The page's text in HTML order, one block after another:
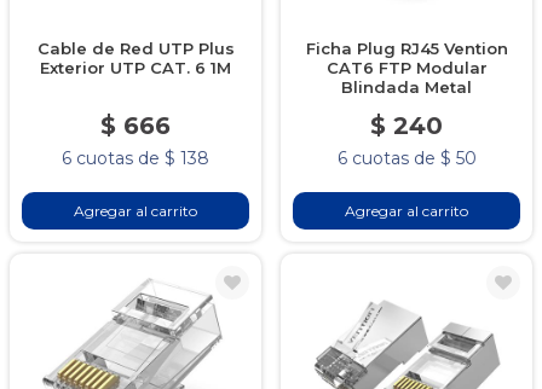
Cable de Red UTP Plus
Exterior UTP CAT. 6 1M
$ 666
6 cuotas de $ 138
Agregar al carrito
Ficha Plug RJ45 Vention
CAT6 FTP Modular
Blindada Metal
$ 240
6 cuotas de $ 50
Agregar al carrito